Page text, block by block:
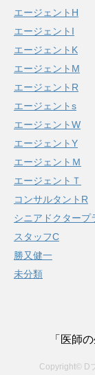
エージェントH
エージェントI
エージェントK
エージェントM
エージェントR
エージェントs
エージェントW
エージェントY
エージェントＭ
エージェントＴ
コンサルタントR
シニアドクタープ
スタッフC
勝又健一
未分類
「医師
Copyright© D